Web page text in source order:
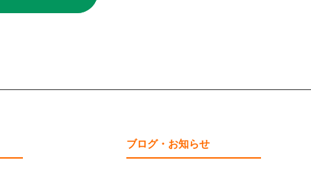
ブログ・お知らせ